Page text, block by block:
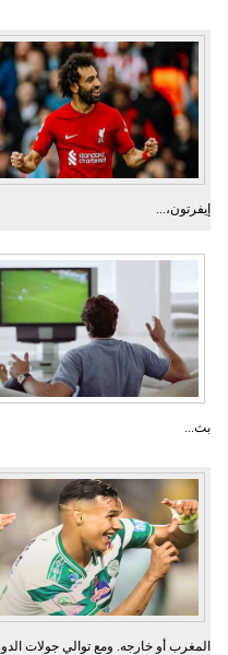
إيفرتون،...
بث...
المغرب أو خارجه. ومع توالي جولات